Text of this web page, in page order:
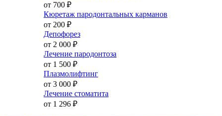
от 700 ₽
Кюретаж пародонтальных карманов
от 200 ₽
Депофорез
от 2 000 ₽
Лечение пародонтоза
от 1 500 ₽
Плазмолифтинг
от 3 000 ₽
Лечение стоматита
от 1 296 ₽